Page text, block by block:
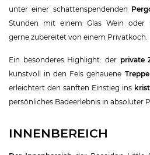
unter einer schattenspendenden
Stunden mit einem Glas Wein oder
gerne zubereitet von einem Privatkoch.
Ein besonderes Highlight: der private
kunstvoll in den Fels gehauene Treppe
erleichtert den sanften Einstieg ins
persönliches Badeerlebnis in absoluter
INNENBEREICH